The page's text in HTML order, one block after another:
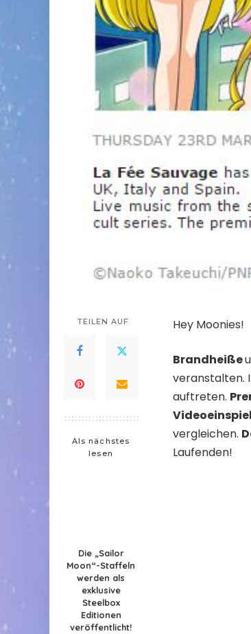
TEILEN AUF
Als nächstes
lesen
Die „Sailor
Moon“-Staffeln
werden als
exklusive
Steelbox
Editionen
veröffentlicht!
Hey Moonies!
Brandheiße
veranstalten.
auftreten.
vergleichen.
Laufenden!